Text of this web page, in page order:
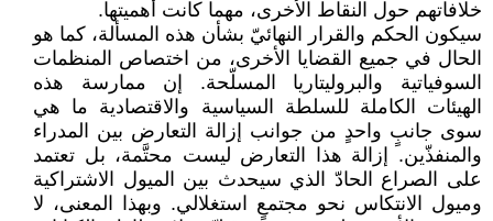
خلافاتهم حول النقاط الأخرى، مهما كانت ‏أهميتها‎.‎
سيكون الحكم والقرار النهائيّ بشأن هذه المسألة، كما هو
الحال في جميع القضايا الأخرى، من اختصاص ‏المنظمات
السوفياتية والبروليتاريا المسلّحة. إن ممارسة هذه
الهيئات الكاملة للسلطة السياسية والاقتصادية ‏ما هي
سوى جانبٍ واحدٍ من جوانب إزالة التعارض بين المدراء
والمنفذّين. إزالة هذا التعارض ليست ‏محتَّمة، بل تعتمد
على الصراع الحادّ الذي سيحدث بين الميول الاشتراكية
وميول الانتكاس نحو مجتمعٍ ‏استغلالي. وبهذا المعنى، لا